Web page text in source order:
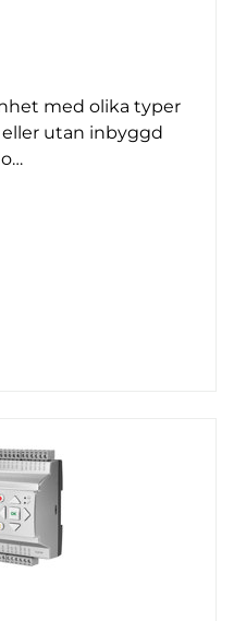
med olika typer
utan inbyggd